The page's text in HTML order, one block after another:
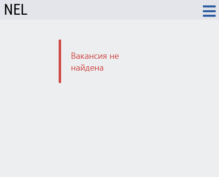
NEL
Вакансия не
найдена